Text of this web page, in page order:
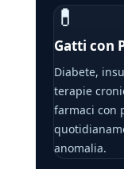
💊
Gatti con
Diabete,
terapie
farmaci con
anomalia.